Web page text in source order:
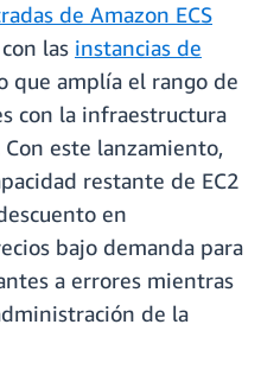
de Amazon ECS
las instancias de
que amplía el rango de
con la infraestructura
este lanzamiento,
restante de EC2
en
bajo demanda para
a errores mientras
de la